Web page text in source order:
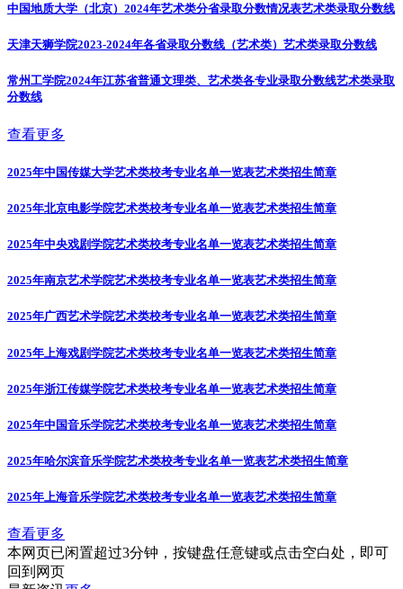
中国地质大学（北京）2024年艺术类分省录取分数情况表艺术类录取分数线
天津天狮学院2023-2024年各省录取分数线（艺术类） 艺术类录取分数线
常州工学院2024年江苏省普通文理类、艺术类各专业录取分数线艺术类录取
分数线
查看更多
2025年中国传媒大学艺术类校考专业名单一览表艺术类招生简章
2025年北京电影学院艺术类校考专业名单一览表艺术类招生简章
2025年中央戏剧学院艺术类校考专业名单一览表艺术类招生简章
2025年南京艺术学院艺术类校考专业名单一览表艺术类招生简章
2025年广西艺术学院艺术类校考专业名单一览表艺术类招生简章
2025年上海戏剧学院艺术类校考专业名单一览表艺术类招生简章
2025年浙江传媒学院艺术类校考专业名单一览表艺术类招生简章
2025年中国音乐学院艺术类校考专业名单一览表艺术类招生简章
2025年哈尔滨音乐学院艺术类校考专业名单一览表艺术类招生简章
2025年上海音乐学院艺术类校考专业名单一览表艺术类招生简章
查看更多
本网页已闲置超过3分钟，按键盘任意键或点击空白处，即可
回到网页